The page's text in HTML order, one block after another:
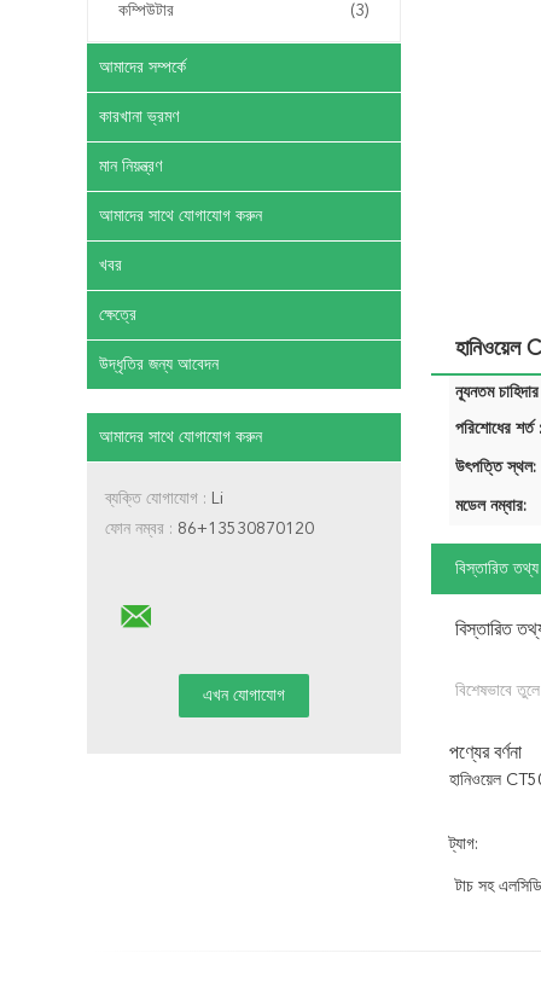
কম্পিউটার (3)
আমাদের সম্পর্কে
কারখানা ভ্রমণ
মান নিয়ন্ত্রণ
আমাদের সাথে যোগাযোগ করুন
খবর
ক্ষেত্রে
উদ্ধৃতির জন্য আবেদন
আমাদের সাথে যোগাযোগ করুন
ব্যক্তি যোগাযোগ : Li
ফোন নম্বর : 86+13530870120
হানিওয়েল
ন্যূনতম
পরিশোধের শর্ত :
উৎপত্তি স্থল:
মডেল নম্বার:
বিস্তারিত তথ্য
বিস্তারিত
বিশেষভাবে
পণ্যের বর্ণনা
হানিওয়েল
ট্যাগ:
টাচ সহ এলসিডি